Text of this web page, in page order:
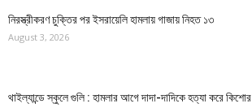
নিরস্ত্রীকরণ চুক্তির পর ইসরায়েলি হামলায় গাজায় নিহত ১৩
August 3, 2026
থাইল্যান্ডে স্কুলে গুলি : হামলার আগে দাদা-দাদিকে হত্যা করে কিশোর